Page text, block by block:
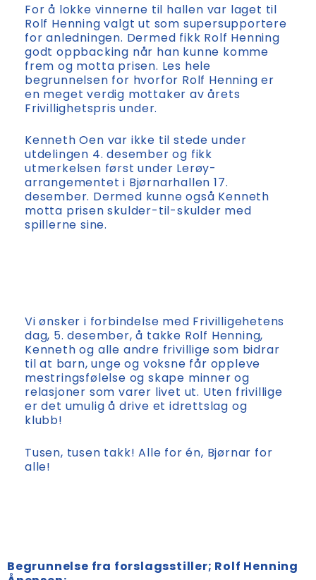
For å lokke vinnerne til hallen var laget til
Rolf Henning valgt ut som supersupportere
for anledningen. Dermed fikk Rolf Henning
godt oppbacking når han kunne komme
frem og motta prisen. Les hele
begrunnelsen for hvorfor Rolf Henning er
en meget verdig mottaker av årets
Frivillighetspris under.
Kenneth Oen var ikke til stede under
utdelingen 4. desember og fikk
utmerkelsen først under Lerøy-
arrangementet i Bjørnarhallen 17.
desember. Dermed kunne også Kenneth
motta prisen skulder-til-skulder med
spillerne sine.
Vi ønsker i forbindelse med Frivilligehetens
dag, 5. desember, å takke Rolf Henning,
Kenneth og alle andre frivillige som bidrar
til at barn, unge og voksne får oppleve
mestringsfølelse og skape minner og
relasjoner som varer livet ut. Uten frivillige
er det umulig å drive et idrettslag og
klubb!
Tusen, tusen takk! Alle for én, Bjørnar for
alle!
Begrunnelse fra forslagsstiller; Rolf Henning